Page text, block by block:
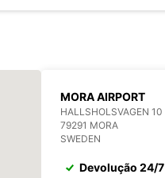
MORA AIRPORT
HALLSHOLSVAGEN 10
79291 MORA
SWEDEN
Devolução 24/7